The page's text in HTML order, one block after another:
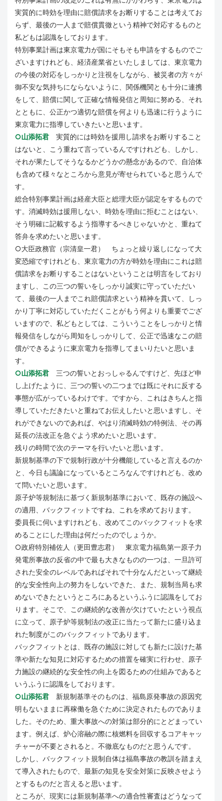
実質的に時効を理由に賠償請求をお断りすることは考えてお
らず、最後の一人まで賠償貫徹という精神で対応するものと
私どもは認識をしております。
特別事業計画は東京電力が国にそもそも申請をするものでご
ざいますけれども、経済産業省といたしましては、東京電力
の今後の対応をしっかりと注視をしながら、被災者の方々が
御不安な気持ちにならないように、関係機関とも十分に連携
をして、賠償に関して正確な情報発信と周知に努める、それ
とともに、公正かつ適切な賠償を何よりも迅速に行うように
東京電力に指導していきたいと思います。
○山添拓君 実質的には時効を援用し請求をお断りすること
はないと、こう重ねて言っているんですけれども、しかし、
それが果たしてそうなるかどうかの懸念があるので、自治体
も含めて様々なところから意見が寄せられていると思うんで
す。
総合特別事業計画は経産大臣と総理大臣が認定をするもので
す。消滅時効は援用しない、時効を理由に拒むことはない、
そう明確に記載するよう指導するべきじゃないかと、重ねて
答弁を求めたいと思います。
○大臣政務官（宗清皇一君） ちょっと繰り返しになって大
変恐縮ですけれども、東京電力の方が時効を理由にこれは賠
償請求をお断りすることはないということは明言をしており
ますし、この三つの誓いをしっかり誠実に守っていただい
て、最後の一人までこれ賠償請求という精神を貫いて、しっ
かり丁寧に対応していただくことがもう何よりも重要でござ
いますので、私どもとしては、こういうことをしっかりと情
報発信をしながら周知をしっかりして、公正で迅速なこの賠
償ができるように東京電力を指導してまいりたいと思いま
す。
○山添拓君 三つの誓いとおっしゃるんですけど、先ほど申
し上げたように、三つの誓いの二つまでは既にそれに反する
事態が広がっているわけです。ですから、これはきちんと指
導していただきたいと重ねてお伝えしたいと思いますし、そ
れができないのであれば、やはり消滅時効の特例法、その再
延長の法改正を急ぐよう求めたいと思います。
残りの時間で次のテーマを行いたいと思います。
新規制基準の下で規制行政が十分機能していると言えるのか
と、今日も議論になっているところなんですけれども、改め
て問いたいと思います。
原子炉等規制法に基づく新規制基準において、既存の施設へ
の適用、バックフィットですね、これを求めております。
委員長に伺いますけれども、改めてこのバックフィットを求
めることにした理由は何だったのでしょうか。
○政府特別補佐人（更田豊志君） 東京電力福島第一原子力
発電所事故の反省の中で最も大きなものの一つは、一旦許可
された安全のレベルであればそれで十分なんだといって継続
的な安全性向上の努力をしないできた、また、規制当局も求
めないできたというところにあるというふうに認識をしてお
ります。そこで、この継続的な改善が欠けていたという視点
に立って、原子炉等規制法の改正に当たって新たに盛り込ま
れた制度がこのバックフィットであります。
バックフィットとは、既存の施設に対しても新たに設けた基
準や新たな知見に対応するための措置を確実に行わせ、原子
力施設の継続的な安全性の向上を図るための仕組みであると
いうふうに認識をしております。
○山添拓君 新規制基準そのものは、福島原発事故の原因究
明もないままに再稼働を急ぐために決定されたものでありま
した。そのため、重大事故への対策は部分的にとどまってい
ます。例えば、炉心溶融の際に核燃料を回収するコアキャッ
チャーが不要とされると。不徹底なものだと思うんです。
しかし、バックフィット規制自体は福島事故の教訓を踏まえ
て導入されたもので、最新の知見を安全対策に反映させよう
とするものだと言えると思います。
ところが、現実には新規制基準への適合性審査はどうなって